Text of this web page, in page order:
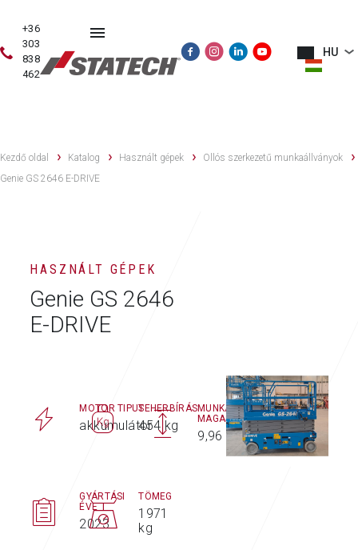
+36
303
838
462
HU
Kezdő oldal Katalog Használt gépek
Ollós szerkezetű munkaállványok
Genie GS 2646 E-DRIVE
HASZNÁLT GÉPEK
Genie GS 2646
E-DRIVE
MOTOR TIPUS
akkumulátor
TEHERBÍRÁS
454 kg
MUNKAVÉGZÉSI
MAGASSÁG MAX.
9,96 m
GYÁRTÁSI
ÉVE
2023
TÖMEG
1971
kg